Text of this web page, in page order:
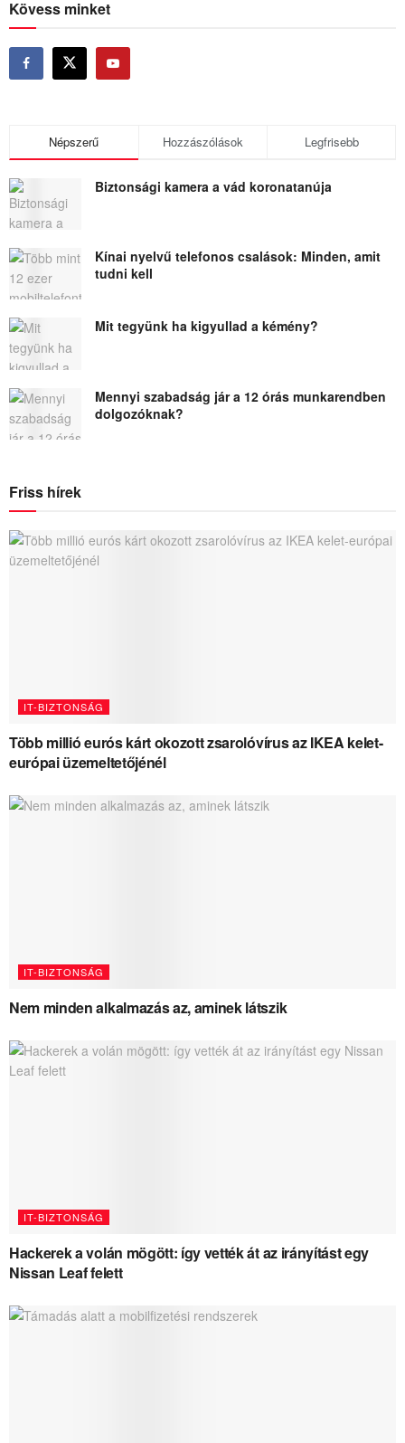
Kövess minket
Népszerű Hozzászólások Legfrisebb
Biztonsági kamera a vád koronatanúja
Kínai nyelvű telefonos csalások: Minden, amit
tudni kell
Mit tegyünk ha kigyullad a kémény?
Mennyi szabadság jár a 12 órás munkarendben
dolgozóknak?
Friss hírek
IT-BIZTONSÁG
Több millió eurós kárt okozott zsarolóvírus az IKEA kelet-
európai üzemeltetőjénél
IT-BIZTONSÁG
Nem minden alkalmazás az, aminek látszik
IT-BIZTONSÁG
Hackerek a volán mögött: így vették át az irányítást egy
Nissan Leaf felett